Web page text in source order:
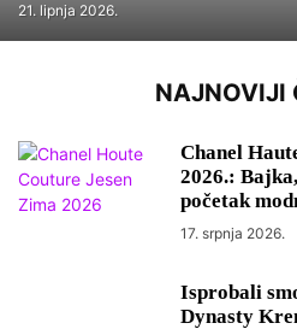
21. lipnja 2026.
NAJNOVIJI
Chanel
2026.:
početak
17. srpnja 2026.
Isprobali
Dynasty